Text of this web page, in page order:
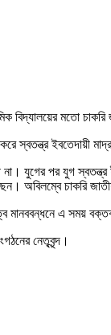
বিদ্যালয়ের মতো চাকরি
ইবতেদায়ী
যুগের পর যুগ
অবিলম্বে চাকরি
মানববন্ধনে এ সময়
নেতৃবৃন্দ।